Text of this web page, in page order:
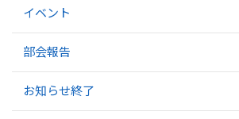
イベント
部会報告
お知らせ終了